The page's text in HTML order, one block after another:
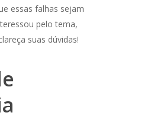
essas falhas sejam
pelo tema,
suas dúvidas!